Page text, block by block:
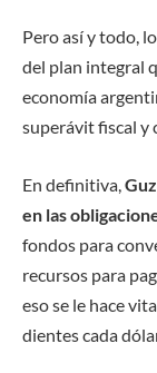
Pero así y todo,
del plan integral
economía
superávit fiscal y
En definitiva,
en las
fondos para
recursos para
eso se le hace
dientes cada